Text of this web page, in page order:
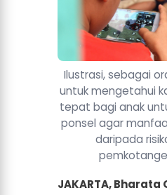
Ilustrasi, sebagai
untuk mengetahui
tepat bagi anak
ponsel agar
daripada
JAKARTA, Bharata